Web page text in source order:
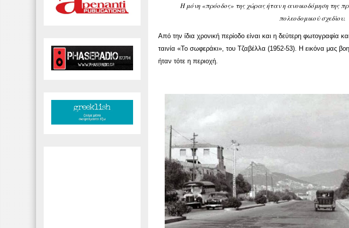
Η μόνη «πρόοδος» της χώρας ήταν η ανοικοδόμηση της
πολεοδομικού σχεδίου.
Από την ίδια χρονική περίοδο είναι και η δεύτερη φωτογραφία
ταινία «Το σωφεράκι», του Τζαβέλλα (1952-53). Η εικόνα μας
ήταν τότε η περιοχή.